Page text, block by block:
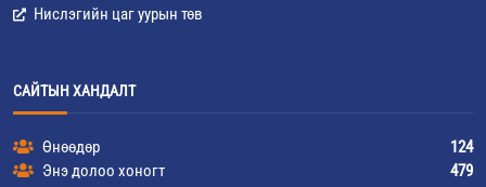
Нислэгийн цаг уурын төв
САЙТЫН ХАНДАЛТ
Өнөөдөр
124
Энэ долоо хоногт
479